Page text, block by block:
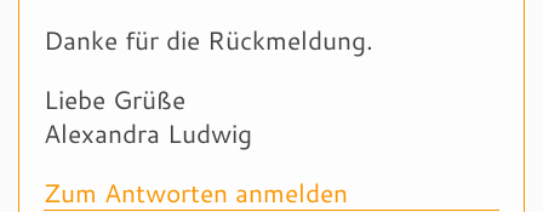
Danke für die Rückmeldung.
Liebe Grüße
Alexandra Ludwig
Zum Antworten anmelden